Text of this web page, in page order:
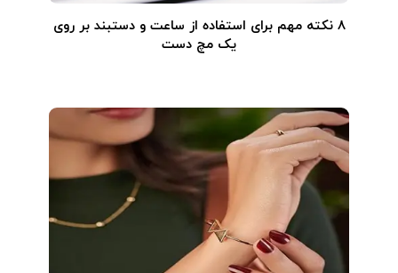
۸ نکته مهم برای استفاده از ساعت و دستبند بر روی
یک مچ دست